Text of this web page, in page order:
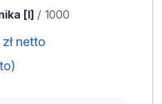
[l] / 1000
zł netto